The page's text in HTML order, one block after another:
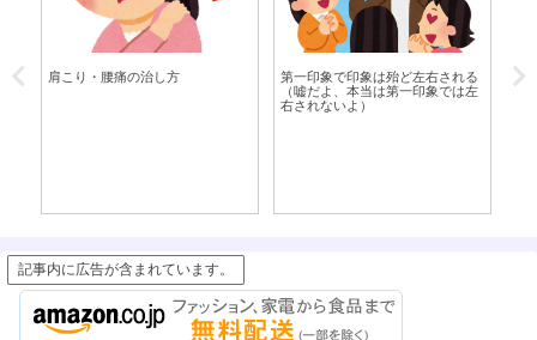
肩こり・腰痛の治し方
第一印象で印象は殆ど左右される
（嘘だよ、本当は第一印象では左
右されないよ）
字
記事内に広告が含まれています。